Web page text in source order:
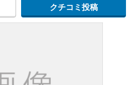
クチコミ投稿